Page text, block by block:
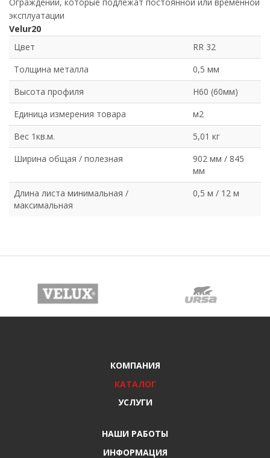
Ограждений, которые подлежат постоянной или временной
эксплуатации
Velur20
Цвет
RR 32
Толщина металла
0,5 мм
Высота профиля
Н60 (60мм)
Единица измерения товара
м2
Вес 1кв.м.
5,01 кг
Ширина общая / полезная
902 мм / 845
мм
Длина листа минимальная /
максимальная
0,5 м / 12 м
КОМПАНИЯ
КАТАЛОГ
УСЛУГИ
НАШИ РАБОТЫ
ИНФОРМАЦИЯ